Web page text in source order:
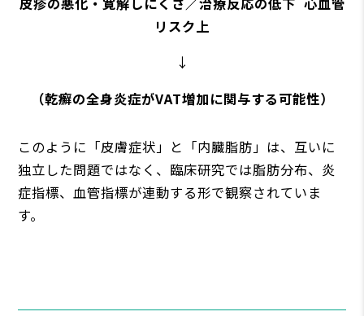
リスク上
↓
（乾癬の全身炎症がVAT増加に関与する可能性）
このように「皮膚症状」と「内臓脂肪」は、互いに
独立した問題ではなく、臨床研究では脂肪分布、炎
症指標、血管指標が連動する形で観察されていま
す。